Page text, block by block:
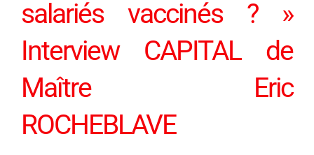
salariés vaccinés ? »
Interview CAPITAL de
Maître Eric
ROCHEBLAVE